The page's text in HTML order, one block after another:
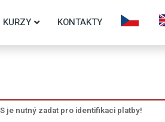
KURZY KONTAKTY
je nutný zadat pro identifikaci platby!